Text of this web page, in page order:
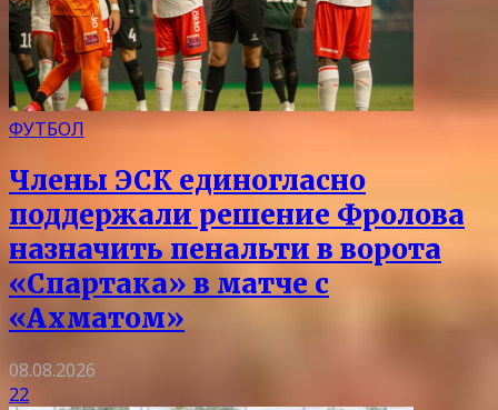
ФУТБОЛ
Члены ЭСК единогласно
поддержали решение Фролова
назначить пенальти в ворота
«Спартака» в матче с
«Ахматом»
08.08.2026
22